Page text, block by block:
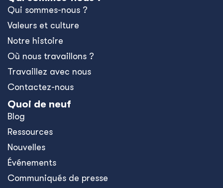
Qui sommes-nous ?
Valeurs et culture
Notre histoire
Où nous travaillons ?
Travaillez avec nous
Contactez-nous
Quoi de neuf
Blog
Ressources
Nouvelles
Événements
Communiqués de presse